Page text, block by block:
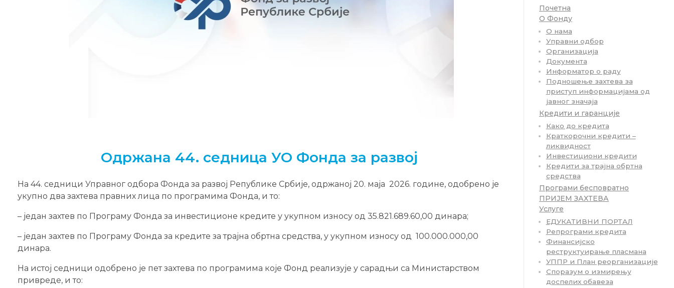
Одржана 44. седница УО Фонда за развој
На 44. седници Управног одбора Фонда за развој Републике Србије, одржаној 20. маја 2026. године, одобрено је
укупно два захтева правних лица по програмима Фонда, и то:
– један захтев по Програму Фонда за инвестиционе кредите у укупном износу од 35.821.689.60,00 динара;
– један захтев по Програму Фонда за кредите за трајна обртна средства, у укупном износу од 100.000.000,00
динара.
На истој седници одобрено је пет захтева по програмима које Фонд реализује у сарадњи са Министарством
привреде, и то:
Почетна
О Фонду
О нама
Управни одбор
Организација
Документа
Информатор о раду
Подношење захтева за
приступ информацијама од
јавног значаја
Кредити и гаранције
Како до кредита
Краткорочни кредити –
ликвидност
Инвестициони кредити
Кредити за трајна обртна
средства
Програми бесповратно
ПРИЈЕМ ЗАХТЕВА
Услуге
ЕДУКАТИВНИ ПОРТАЛ
Репрограми кредита
Финансијско
реструктуирање пласмана
УППР и План реорганизације
Споразум о измирењу
доспелих обавеза